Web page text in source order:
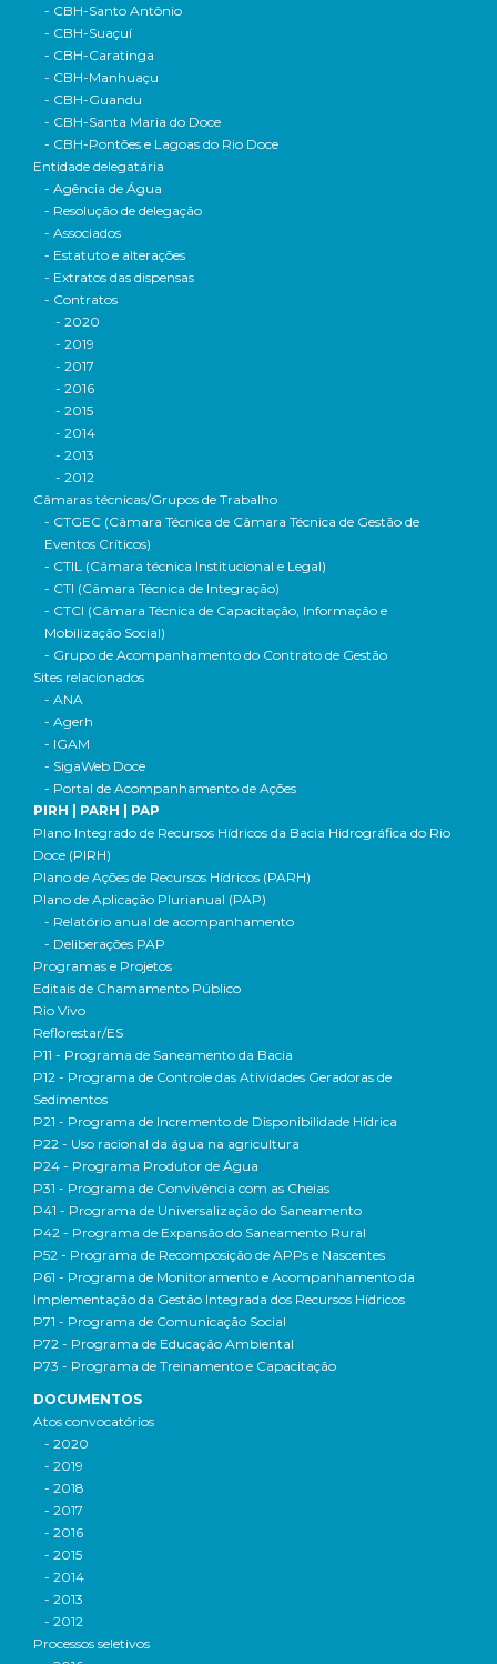
- CBH-Santo Antônio
- CBH-Suaçuí
- CBH-Caratinga
- CBH-Manhuaçu
- CBH-Guandu
- CBH-Santa Maria do Doce
- CBH-Pontões e Lagoas do Rio Doce
Entidade delegatária
- Agência de Água
- Resolução de delegação
- Associados
- Estatuto e alterações
- Extratos das dispensas
- Contratos
- 2020
- 2019
- 2017
- 2016
- 2015
- 2014
- 2013
- 2012
Câmaras técnicas/Grupos de Trabalho
- CTGEC (Câmara Técnica de Câmara Técnica de Gestão de
Eventos Críticos)
- CTIL (Câmara técnica Institucional e Legal)
- CTI (Câmara Técnica de Integração)
- CTCI (Câmara Técnica de Capacitação, Informação e
Mobilização Social)
- Grupo de Acompanhamento do Contrato de Gestão
Sites relacionados
- ANA
- Agerh
- IGAM
- SigaWeb Doce
- Portal de Acompanhamento de Ações
PIRH | PARH | PAP
Plano Integrado de Recursos Hídricos da Bacia Hidrográfica do Rio
Doce (PIRH)
Plano de Ações de Recursos Hídricos (PARH)
Plano de Aplicação Plurianual (PAP)
- Relatório anual de acompanhamento
- Deliberações PAP
Programas e Projetos
Editais de Chamamento Público
Rio Vivo
Reflorestar/ES
P11 - Programa de Saneamento da Bacia
P12 - Programa de Controle das Atividades Geradoras de
Sedimentos
P21 - Programa de Incremento de Disponibilidade Hídrica
P22 - Uso racional da água na agricultura
P24 - Programa Produtor de Água
P31 - Programa de Convivência com as Cheias
P41 - Programa de Universalização do Saneamento
P42 - Programa de Expansão do Saneamento Rural
P52 - Programa de Recomposição de APPs e Nascentes
P61 - Programa de Monitoramento e Acompanhamento da
Implementação da Gestão Integrada dos Recursos Hídricos
P71 - Programa de Comunicação Social
P72 - Programa de Educação Ambiental
P73 - Programa de Treinamento e Capacitação
DOCUMENTOS
Atos convocatórios
- 2020
- 2019
- 2018
- 2017
- 2016
- 2015
- 2014
- 2013
- 2012
Processos seletivos